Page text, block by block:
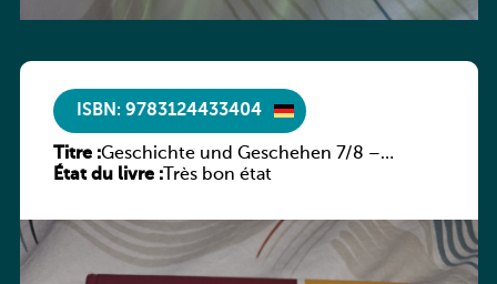
ISBN: 9783124433404
Titre :Geschichte und Geschehen 7/8 –
Rheinland-Pfalz
État du livre :Très bon état